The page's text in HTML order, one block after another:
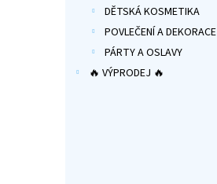
DĚTSKÁ KOSMETIKA
POVLEČENÍ A DEKORACE
PÁRTY A OSLAVY
🔥 VÝPRODEJ 🔥